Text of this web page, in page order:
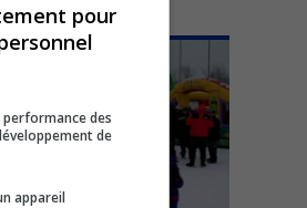
pour
des
de
appareil